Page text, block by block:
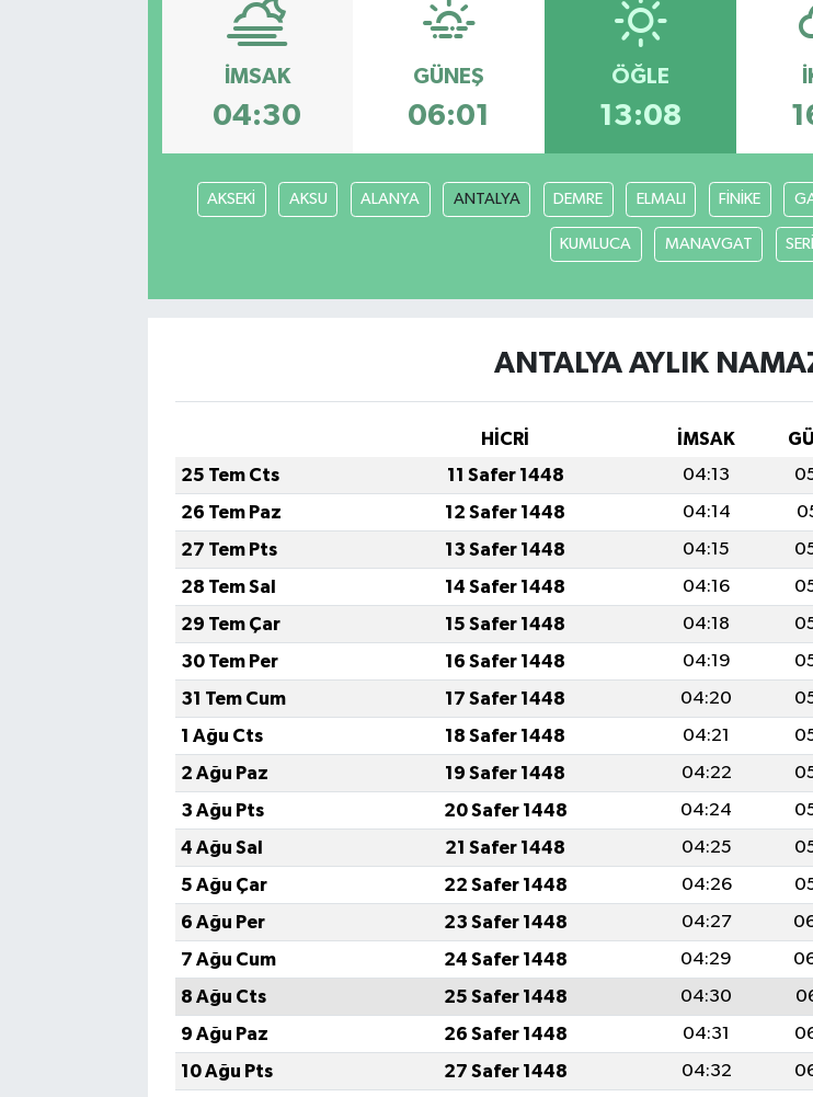
İMSAK
04:30
GÜNEŞ
06:01
ÖĞLE
13:08
AKSEKİ AKSU ALANYA ANTALYA DEMRE ELMALI FİNİKE
KUMLUCA MANAVGAT
ANTALYA AYLIK
HİCRİ İMSAK
25 Tem Cts
11 Safer 1448 04:13
26 Tem Paz
12 Safer 1448 04:14
27 Tem Pts
13 Safer 1448 04:15
28 Tem Sal
14 Safer 1448 04:16
29 Tem Çar
15 Safer 1448 04:18
30 Tem Per
16 Safer 1448 04:19
31 Tem Cum
17 Safer 1448 04:20
1 Ağu Cts
18 Safer 1448 04:21
2 Ağu Paz
19 Safer 1448 04:22
3 Ağu Pts
20 Safer 1448 04:24
4 Ağu Sal
21 Safer 1448 04:25
5 Ağu Çar
22 Safer 1448 04:26
6 Ağu Per
23 Safer 1448 04:27
7 Ağu Cum
24 Safer 1448 04:29
8 Ağu Cts
25 Safer 1448 04:30
9 Ağu Paz
26 Safer 1448 04:31
10 Ağu Pts
27 Safer 1448 04:32
Bilim, Teknoloji